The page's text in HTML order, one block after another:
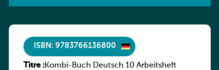
ISBN: 9783766136800
Titre :Kombi-Buch Deutsch 10 Arbeitsheft